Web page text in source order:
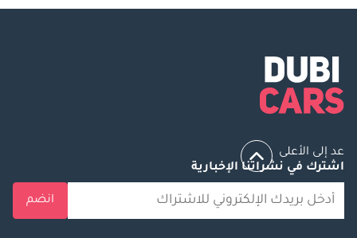
عد إلى الأعلى
اشترك في نشراتنا الإخبارية
انضم